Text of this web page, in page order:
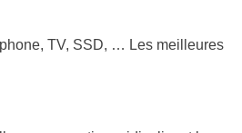
TV, SSD, … Les meilleures